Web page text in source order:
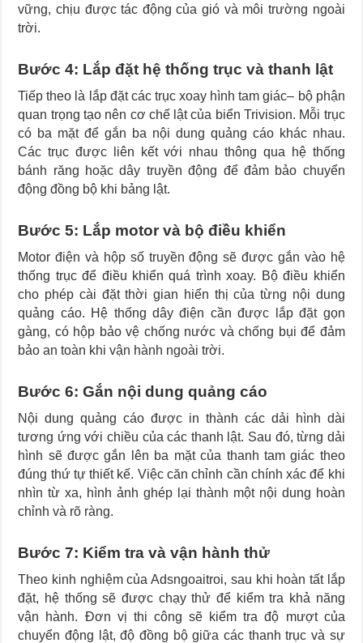
vững, chịu được tác động của gió và môi trường ngoài
trời.
Bước 4: Lắp đặt hệ thống trục và thanh lật
Tiếp theo là lắp đặt các trục xoay hình tam giác– bộ phận
quan trọng tạo nên cơ chế lật của biển Trivision. Mỗi trục
có ba mặt để gắn ba nội dung quảng cáo khác nhau.
Các trục được liên kết với nhau thông qua hệ thống
bánh răng hoặc dây truyền động để đảm bảo chuyển
động đồng bộ khi bảng lật.
Bước 5: Lắp motor và bộ điều khiển
Motor điện và hộp số truyền động sẽ được gắn vào hệ
thống trục để điều khiển quá trình xoay. Bộ điều khiển
cho phép cài đặt thời gian hiển thị của từng nội dung
quảng cáo. Hệ thống dây điện cần được lắp đặt gọn
gàng, có hộp bảo vệ chống nước và chống bụi để đảm
bảo an toàn khi vận hành ngoài trời.
Bước 6: Gắn nội dung quảng cáo
Nội dung quảng cáo được in thành các dải hình dài
tương ứng với chiều của các thanh lật. Sau đó, từng dải
hình sẽ được gắn lên ba mặt của thanh tam giác theo
đúng thứ tự thiết kế. Việc căn chỉnh cần chính xác để khi
nhìn từ xa, hình ảnh ghép lại thành một nội dung hoàn
chỉnh và rõ ràng.
Bước 7: Kiểm tra và vận hành thử
Theo kinh nghiệm của Adsngoaitroi, sau khi hoàn tất lắp
đặt, hệ thống sẽ được chạy thử để kiểm tra khả năng
vận hành. Đơn vị thi công sẽ kiểm tra độ mượt của
chuyển động lật, độ đồng bộ giữa các thanh trục và sự